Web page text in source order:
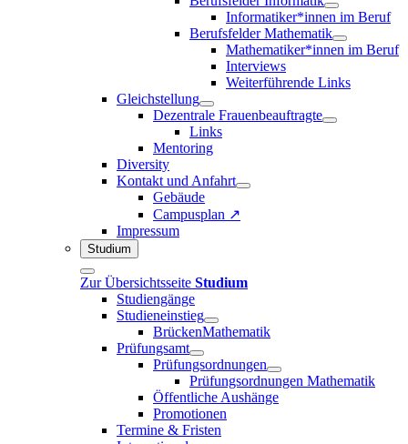
Informatiker*innen im Beruf
Berufsfelder Mathematik
Mathematiker*innen im Beruf
Interviews
Weiterführende Links
Gleichstellung
Dezentrale Frauenbeauftragte
Links
Mentoring
Diversity
Kontakt und Anfahrt
Gebäude
Campusplan ↗
Impressum
Studium
Zur Übersichtsseite Studium
Studiengänge
Studieneinstieg
BrückenMathematik
Prüfungsamt
Prüfungsordnungen
Prüfungsordnungen Mathematik
Öffentliche Aushänge
Promotionen
Termine & Fristen